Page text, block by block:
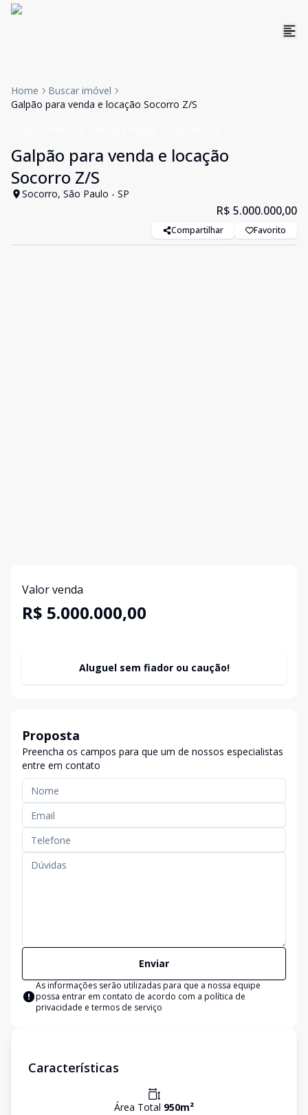
Home
Buscar imóvel
Galpão para venda e locação Socorro Z/S
Galpão para venda e locação
Socorro Z/S
Socorro, São Paulo - SP
R$ 5.000.000,00
Compartilhar Favorito
Valor venda
R$ 5.000.000,00
Aluguel sem fiador ou caução!
Proposta
Preencha os campos para que um de nossos especialistas
entre em contato
Enviar
As informações serão utilizadas para que a nossa equipe
possa entrar em contato de acordo com a política de
privacidade e termos de serviço
Características
Área Total 950m²